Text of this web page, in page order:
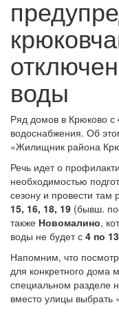
воды
Ряд домов в Крюково с
водоснабжения. Об
«Жилищник района
Речь идет о
необходимостью
сезону и провести там
15, 16, 18, 19 (бывш.
также Новомалино,
воды не будет с 4 по
Напомним, что
для конкретного
специальном разделе
вместо улицы выбрать